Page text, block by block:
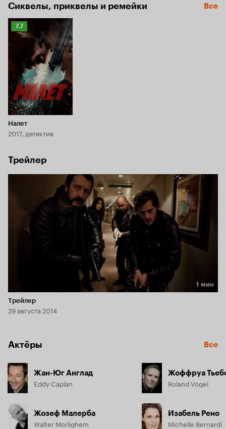
Сиквелы, приквелы и ремейки Все
Рейтинг
Кинопоиска
7.7
Налет
2017, детектив
Трейлер
Длительность 1 мин
1 мин
Трейлер
29 августа 2014
Актёры Все
Жан-Юг Англад
Eddy Caplan
Жозеф Малерба
Walter Morlighem
Жоффруа
Roland Vogel
Изабель Рено
Michelle Bernardi